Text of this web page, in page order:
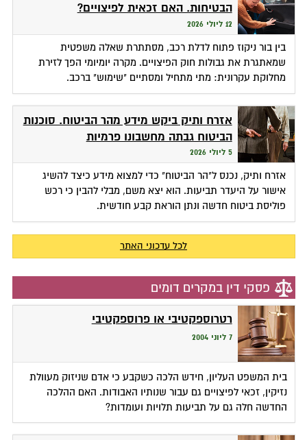
הבטיחות. האם זכאית לפיצויים?
12 ליולי 2026
בין בור ניקוז פתוח לדלת רכב, מסתתרת שאלה משפטית
שמאתגרת את גבולות חוק הפיצויים. מקרה יומיומי הפך לזירת
מחלוקת עקרונית: מתי מתחיל ומסתיים "שימוש" ברכב.
אזרח ותיק ביקש מידע מהר הביטוח. סוכנות
הביטוח גבתה מחשבונו פרמיות
5 ליולי 2026
אזרח ותיק, נכנס ל"הר הביטוח" כדי למצוא מידע כיצד להשיג
אישור על היעדר תביעות. הוא יצא משם, מבלי להבין כי רכש
פוליסת ביטוח חדשה ונתן הוראת קבע חודשית.
לכל עדכוני האתר
פסקי דין במקרים דומים
רטרוספקטיבי או פרוספקטיבי
7 ליוני 2004
בית המשפט העליון, חידש הלכה כשקבע כי אדם שניזוק מעוולת
נזיקין, זכאי לפיצויים גם עבור שנותיו האבודות. האם ההלכה
החדשה חלה גם על תביעות תלויות ועומדות?